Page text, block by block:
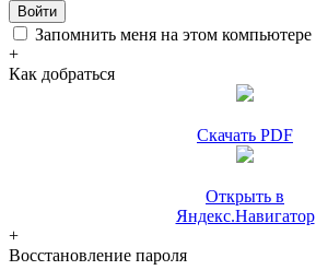
Войти
Запомнить меня на этом компьютере
+
Как добраться
Скачать PDF
Открыть в
Яндекс.Навигатор
+
Восстановление пароля